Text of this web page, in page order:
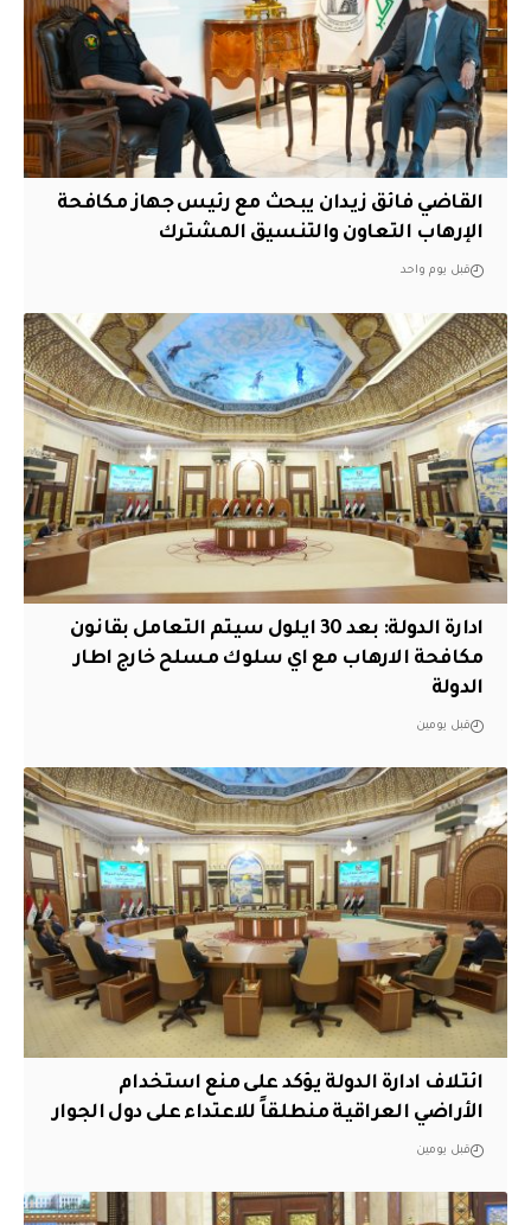
القاضي فائق زيدان يبحث مع رئيس جهاز مكافحة
الإرهاب التعاون والتنسيق المشترك
قبل يوم واحد
ادارة الدولة: بعد 30 ايلول سيتم التعامل بقانون
مكافحة الارهاب مع اي سلوك مسلح خارج اطار
الدولة
قبل يومين
ائتلاف ادارة الدولة يؤكد على منع استخدام
الأراضي العراقية منطلقاً للاعتداء على دول الجوار
قبل يومين